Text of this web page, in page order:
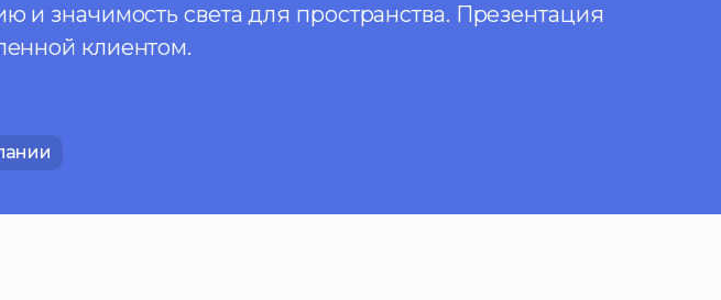
значимость света для пространства. Презентация
клиентом.